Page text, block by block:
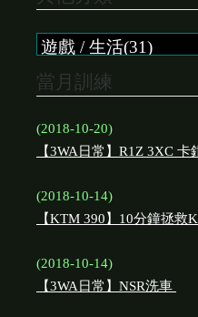
當月訓練
(2018-10-20)
【3WA日常】R1Z 3XC 卡
(2018-10-14)
【KTM 390】10分鐘拯救
(2018-10-14)
【3WA日常】NSR洗車